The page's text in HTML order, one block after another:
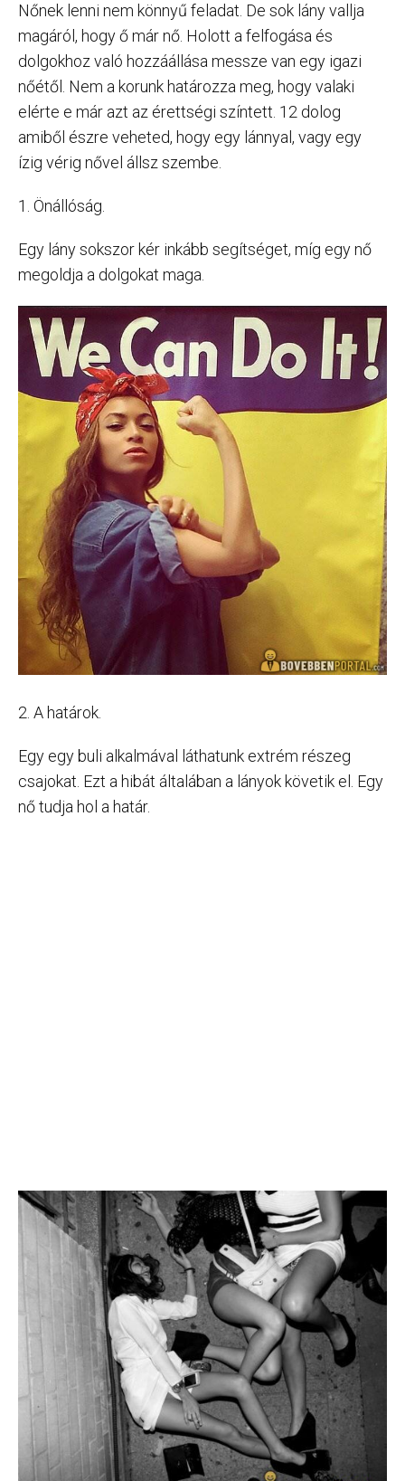
Nőnek lenni nem könnyű feladat. De sok lány vallja
magáról, hogy ő már nő. Holott a felfogása és
dolgokhoz való hozzáállása messze van egy igazi
nőétől. Nem a korunk határozza meg, hogy valaki
elérte e már azt az érettségi színtett. 12 dolog
amiből észre veheted, hogy egy lánnyal, vagy egy
ízig vérig nővel állsz szembe.
1. Önállóság.
Egy lány sokszor kér inkább segítséget, míg egy nő
megoldja a dolgokat maga.
2. A határok.
Egy egy buli alkalmával láthatunk extrém részeg
csajokat. Ezt a hibát általában a lányok követik el. Egy
nő tudja hol a határ.